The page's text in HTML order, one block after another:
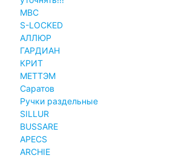
MBC
S-LOCKED
АЛЛЮР
ГАРДИАН
КРИТ
МЕТТЭМ
Саратов
Ручки раздельные
SILLUR
BUSSARE
APECS
ARCHIE